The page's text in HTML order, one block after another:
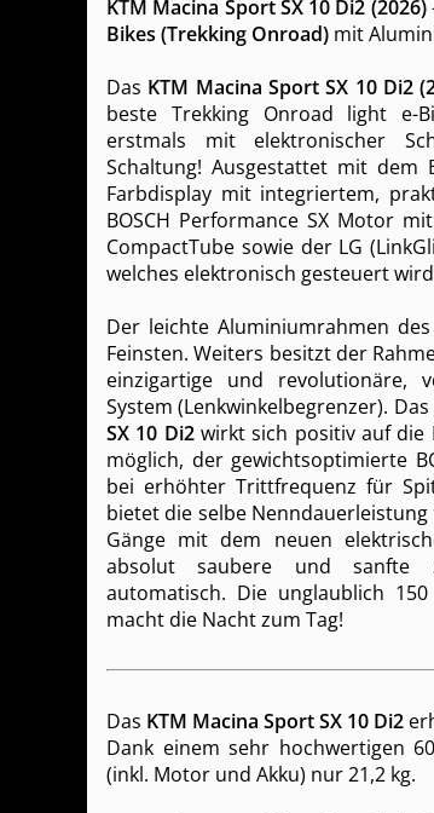
KTM Macina Sport SX 10 Di2 (2026)
Bikes (Trekking Onroad) mit
Das KTM Macina Sport SX 10 Di2
beste Trekking Onroad light e-
erstmals mit elektronischer
Schaltung! Ausgestattet mit dem
Farbdisplay mit integriertem,
BOSCH Performance SX Motor
CompactTube sowie der LG
welches elektronisch gesteuert
Der leichte Aluminiumrahmen des
Feinsten. Weiters besitzt der
einzigartige und revolutionäre,
System (Lenkwinkelbegrenzer).
SX 10 Di2wirkt sich positiv auf die
möglich, der gewichtsoptimierte
bei erhöhter Trittfrequenz für
bietet die selbe Nenndauerleistung
Gänge mit dem neuen
absolut saubere und sanfte
automatisch. Die unglaublich
macht die Nacht zum Tag!
Das KTM Macina Sport SX 10 Di2
Dank einem sehr hochwertigen
(inkl. Motor und Akku) nur 21,2 kg.